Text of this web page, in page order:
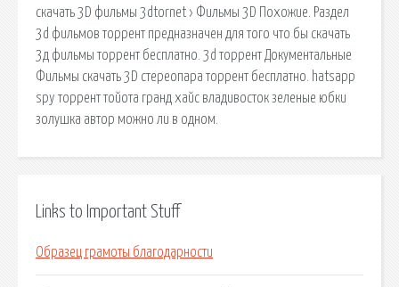
скачать 3D фильмы 3dtornet › Фильмы 3D Похожие. Раздел
3d фильмов торрент предназначен для того что бы скачать
3д фильмы торрент бесплатно. 3d торрент Документальные
Фильмы скачать 3D стереопара торрент бесплатно. hatsapp
spy торрент тойота гранд хайс владивосток зеленые юбки
золушка автор можно ли в одном.
Links to Important Stuff
Образец грамоты благодарности